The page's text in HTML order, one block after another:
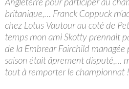
britanique,… Franck Coppuck
chez Lotus Vautour au coté de
temps mon ami Skotty prennait
de la Embrear Fairchild
saison était âprement disputé,…
tout à remporter le championnat !